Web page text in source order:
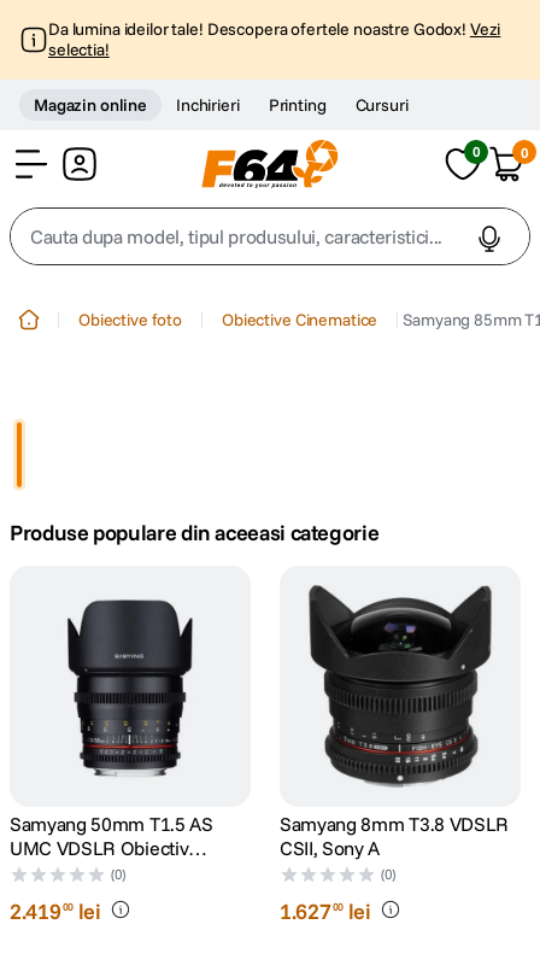
Da lumina ideilor tale! Descopera ofertele noastre Godox! Vezi
selectia!
Magazin online Inchirieri Printing Cursuri
0 0
Cauta dupa model, tipul produsului, caracteristici...
4. peak design
. lavaliera
sony fx
card memorie
9. dji mic mini
10 . dji osmo
Obiective foto Obiective Cinematice Samyang 85mm
Produse populare din aceeasi categorie
Samyang 50mm T1.5 AS
UMC VDSLR Obiectiv
Cinematic Sony A
(0)
2.41900 lei
Samyang 8mm T3.8 VDSLR
CSII, Sony A
(0)
1.62700 lei